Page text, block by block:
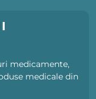
medicamente,
medicale din